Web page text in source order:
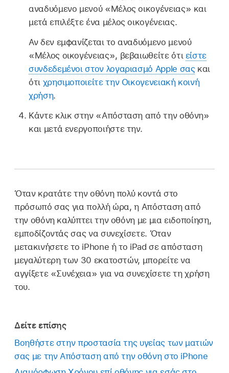
αναδυόμενο μενού «Μέλος οικογένειας» και
μετά επιλέξτε ένα μέλος οικογένειας.
Αν δεν εμφανίζεται το αναδυόμενο μενού
«Μέλος οικογένειας», βεβαιωθείτε ότι είστε
συνδεδεμένοι στον λογαριασμό Apple σαςκαι
ότι χρησιμοποιείτε την Οικογενειακή κοινή
χρήση.
Κάντε κλικ στην «Απόσταση από την οθόνη»
και μετά ενεργοποιήστε την.
Όταν κρατάτε την οθόνη πολύ κοντά στο
πρόσωπό σας για πολλή ώρα, η Απόσταση από
την οθόνη καλύπτει την οθόνη με μια ειδοποίηση,
εμποδίζοντάς σας να συνεχίσετε. Όταν
μετακινήσετε το iPhone ή το iPad σε απόσταση
μεγαλύτερη των 30 εκατοστών, μπορείτε να
αγγίξετε «Συνέχεια» για να συνεχίσετε τη χρήση
του.
Δείτε επίσης
Βοηθήστε στην προστασία της υγείας των ματιών
σας με την Απόσταση από την οθόνη στο iPhone